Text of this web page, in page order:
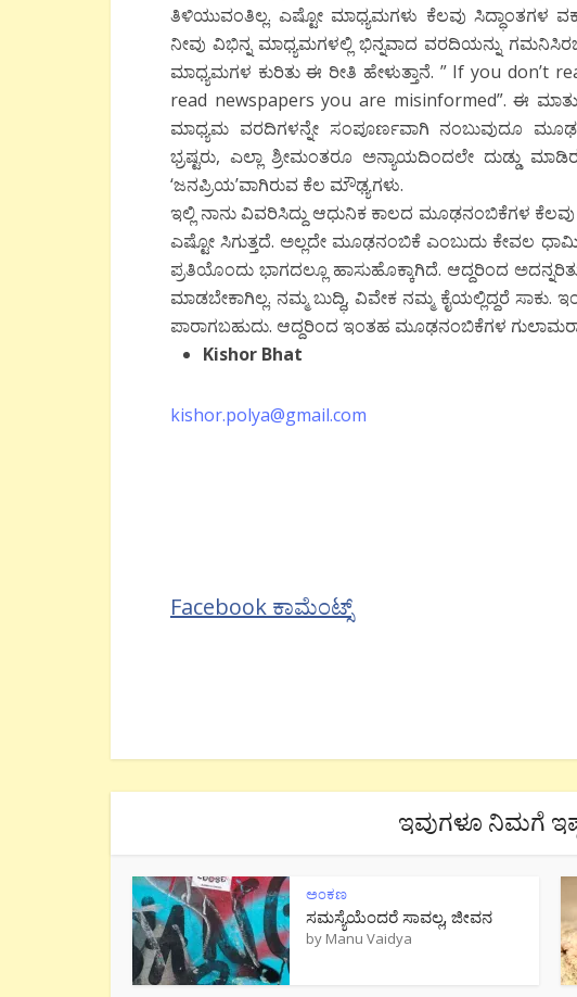
ತಿಳಿಯುವಂತಿಲ್ಲ. ಎಷ್ಟೋ ಮಾಧ್ಯಮಗಳು ಕೆಲವು ಸಿದ್ಧಾಂತಗಳ
ನೀವು ವಿಭಿನ್ನ ಮಾಧ್ಯಮಗಳಲ್ಲಿ ಭಿನ್ನವಾದ ವರದಿಯನ್ನು
ಮಾಧ್ಯಮಗಳ ಕುರಿತು ಈ ರೀತಿ ಹೇಳುತ್ತಾನೆ. ” If you don’t
read newspapers you are misinformed”. ಈ ಮಾತು
ಮಾಧ್ಯಮ ವರದಿಗಳನ್ನೇ ಸಂಪೂರ್ಣವಾಗಿ ನಂಬುವುದೂ
ಭ್ರಷ್ಟರು, ಎಲ್ಲಾ ಶ್ರೀಮಂತರೂ ಅನ್ಯಾಯದಿಂದಲೇ ದುಡ್ಡು
‘ಜನಪ್ರಿಯ’ವಾಗಿರುವ ಕೆಲ ಮೌಢ್ಯಗಳು.
ಇಲ್ಲಿ ನಾನು ವಿವರಿಸಿದ್ದು ಆಧುನಿಕ ಕಾಲದ ಮೂಢನಂಬಿಕೆಗಳ
ಎಷ್ಟೋ ಸಿಗುತ್ತದೆ. ಅಲ್ಲದೇ ಮೂಢನಂಬಿಕೆ ಎಂಬುದು ಕೇವಲ
ಪ್ರತಿಯೊಂದು ಭಾಗದಲ್ಲೂ ಹಾಸುಹೊಕ್ಕಾಗಿದೆ. ಆದ್ದರಿಂದ
ಮಾಡಬೇಕಾಗಿಲ್ಲ. ನಮ್ಮ ಬುದ್ಧಿ, ವಿವೇಕ ನಮ್ಮ ಕೈಯಲ್ಲಿದ್ದರೆ
ಪಾರಾಗಬಹುದು. ಆದ್ದರಿಂದ ಇಂತಹ ಮೂಢನಂಬಿಕೆಗಳ
Kishor Bhat
kishor.polya@gmail.com
Facebook ಕಾಮೆಂಟ್ಸ್
ಇವುಗಳೂ ನಿಮಗೆ
ಅಂಕಣ
ಸಮಸ್ಯೆಯೆಂದರೆ ಸಾವಲ್ಲ, ಜೀವನ
by Manu Vaidya